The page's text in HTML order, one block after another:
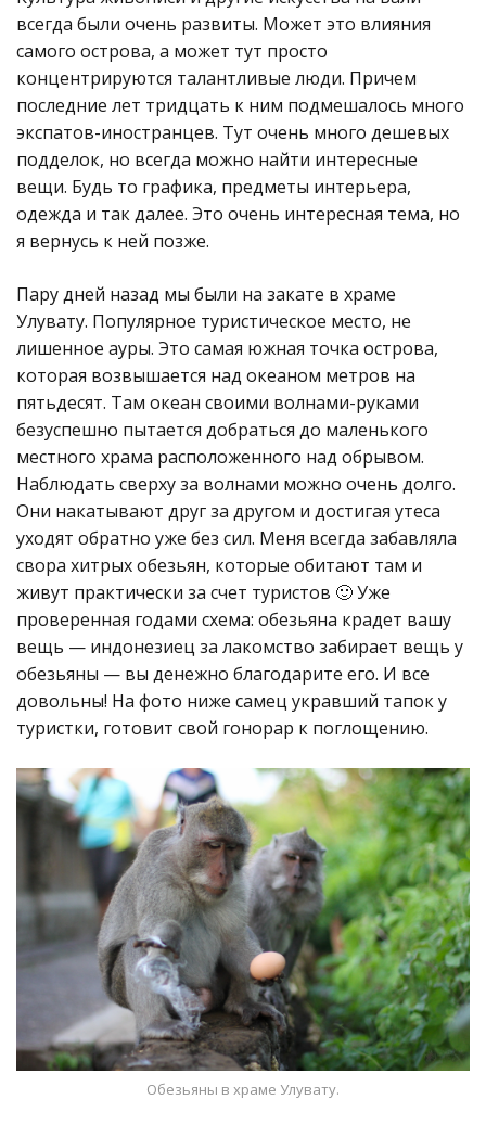
всегда были очень развиты. Может это влияния
самого острова, а может тут просто
концентрируются талантливые люди. Причем
последние лет тридцать к ним подмешалось много
экспатов-иностранцев. Тут очень много дешевых
подделок, но всегда можно найти интересные
вещи. Будь то графика, предметы интерьера,
одежда и так далее. Это очень интересная тема, но
я вернусь к ней позже.
Пару дней назад мы были на закате в храме
Улувату. Популярное туристическое место, не
лишенное ауры. Это самая южная точка острова,
которая возвышается над океаном метров на
пятьдесят. Там океан своими волнами-руками
безуспешно пытается добраться до маленького
местного храма расположенного над обрывом.
Наблюдать сверху за волнами можно очень долго.
Они накатывают друг за другом и достигая утеса
уходят обратно уже без сил. Меня всегда забавляла
свора хитрых обезьян, которые обитают там и
живут практически за счет туристов 🙂 Уже
проверенная годами схема: обезьяна крадет вашу
вещь — индонезиец за лакомство забирает вещь у
обезьяны — вы денежно благодарите его. И все
довольны! На фото ниже самец укравший тапок у
туристки, готовит свой гонорар к поглощению.
Обезьяны в храме Улувату.